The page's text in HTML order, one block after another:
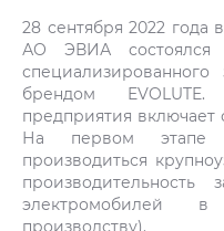
28 сентября 2022 года
АО ЭВИА состоялся
брендом
предприятия включает
На первом этапе
производиться
электромобилей
производству).